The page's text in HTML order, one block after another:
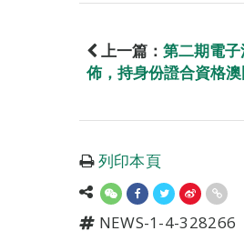
上一篇： 第二期電
佈，持身份證合資格
列印本頁
NEWS-1-4-328266